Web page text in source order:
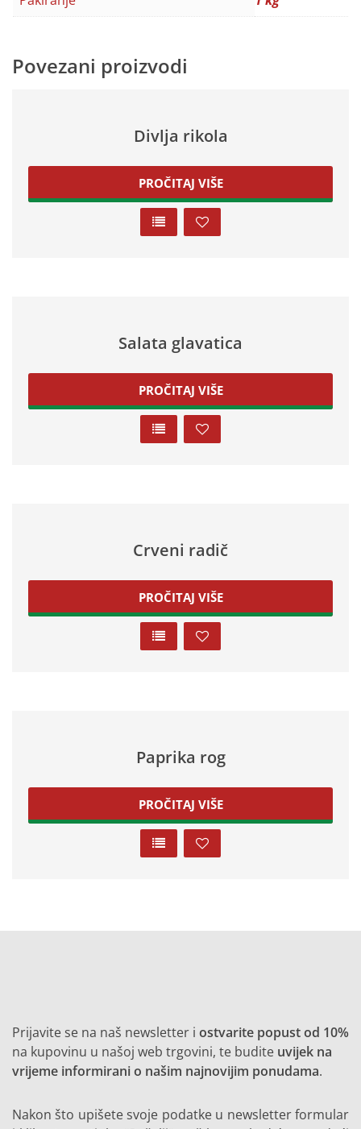
Povezani proizvodi
Divlja rikola
PROČITAJ VIŠE
Salata glavatica
PROČITAJ VIŠE
Crveni radič
PROČITAJ VIŠE
Paprika rog
PROČITAJ VIŠE
Prijavite se na naš newsletter i ostvarite popust od 10%
na kupovinu u našoj web trgovini, te budite uvijek na
vrijeme informirani o našim najnovijim ponudama.
Nakon što upišete svoje podatke u newsletter formular